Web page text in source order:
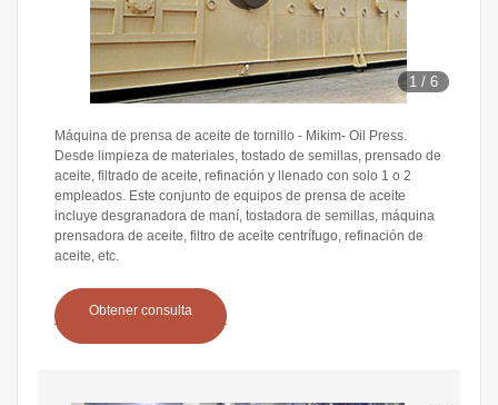
1 /6
Máquina de prensa de aceite de tornillo - Mikim- Oil Press.
Desde limpieza de materiales, tostado de semillas, prensado de
aceite, filtrado de aceite, refinación y llenado con solo 1 o 2
empleados. Este conjunto de equipos de prensa de aceite
incluye desgranadora de maní, tostadora de semillas, máquina
prensadora de aceite, filtro de aceite centrífugo, refinación de
aceite, etc.
Obtener consulta